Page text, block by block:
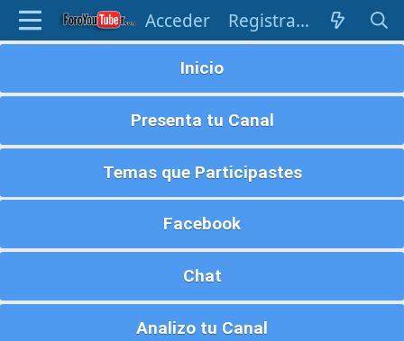
Acceder Registrarse
Inicio
Presenta tu Canal
Temas que Participastes
Facebook
Chat
Analizo tu Canal